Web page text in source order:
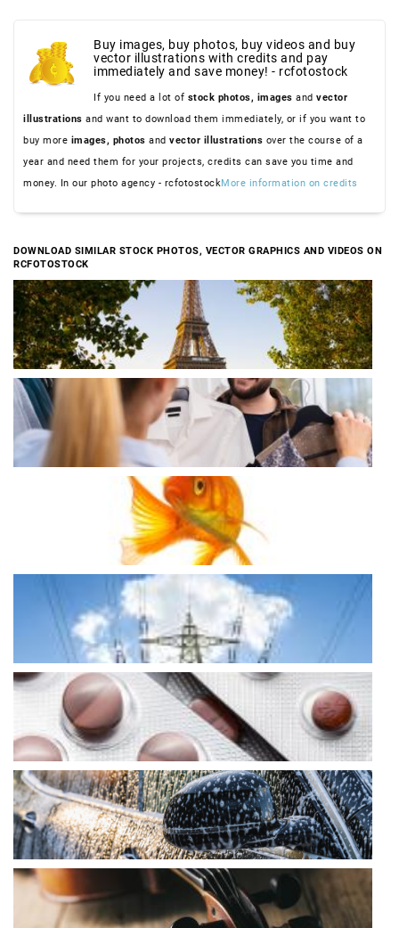
Buy images, buy photos, buy videos and buy
vector illustrations with credits and pay
immediately and save money! - rcfotostock
If you need a lot of stock photos, images and vector
illustrations and want to download them immediately, or if you want to
buy more images, photos and vector illustrations over the course of a
year and need them for your projects, credits can save you time and
money. In our photo agency - rcfotostockMore information on credits
DOWNLOAD SIMILAR STOCK PHOTOS, VECTOR GRAPHICS AND VIDEOS ON
RCFOTOSTOCK